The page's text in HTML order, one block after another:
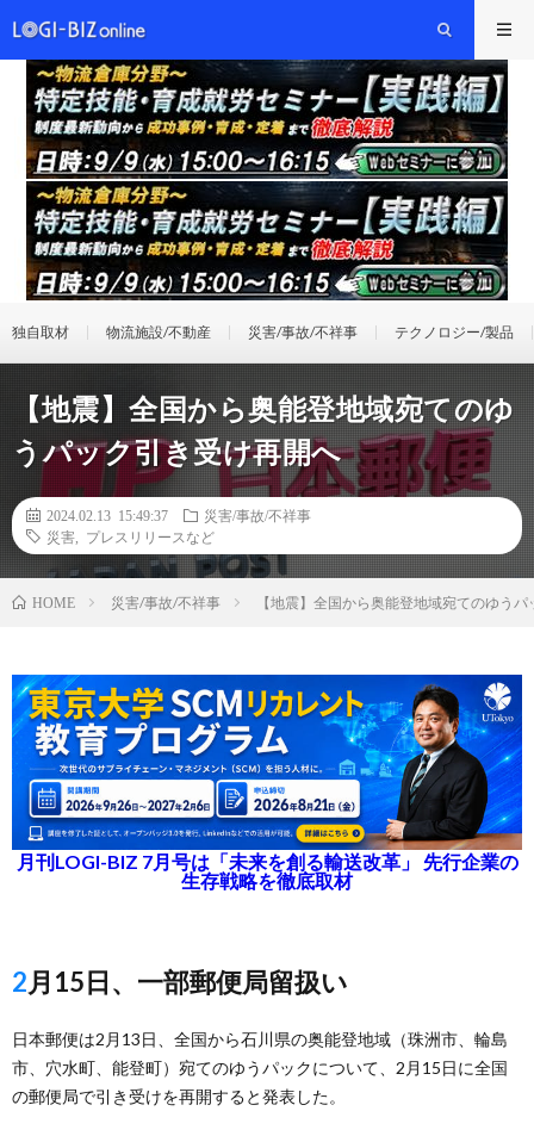
独自取材 物流施設/不動産 災害/事故/不祥事 テクノロジー/製品
【地震】全国から奥能登地域宛てのゆ
うパック引き受け再開へ
2024.02.13 15:49:37
災害/事故/不祥事
災害
プレスリリースなど
HOME 災害/事故/不祥事 【地震】全国から奥能登地域宛てのゆう
月刊LOGI-BIZ 7月号は「未来を創る輸送改革」 先行企業の
生存戦略を徹底取材
2月15日、一部郵便局留扱い
日本郵便は2月13日、全国から石川県の奥能登地域（珠洲市、輪島
市、穴水町、能登町）宛てのゆうパックについて、2月15日に全国
の郵便局で引き受けを再開すると発表した。